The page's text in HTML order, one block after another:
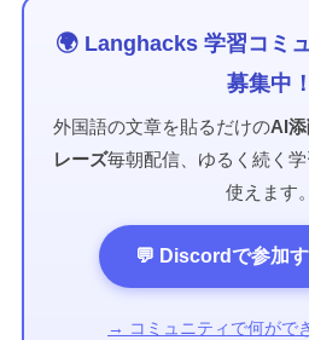
🌍 Langhacks 学習コミ
募集中！
外国語の文章を貼るだけのAI添
レーズ毎朝配信、ゆるく続く
使えます。
💬 Discordで参加す
→ コミュニティで何がで